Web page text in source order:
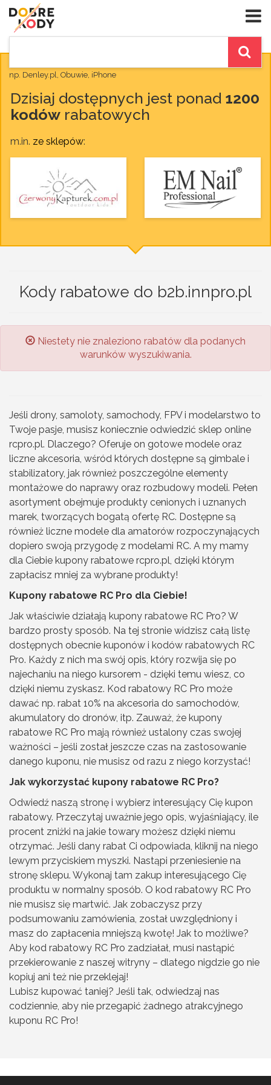
np. Denley.pl, Obuwie, iPhone
Dzisiaj dostępnych jest ponad 1200
kodów rabatowych
m.in. ze sklepów:
Kody rabatowe do b2b.innpro.pl
Niestety nie znaleziono rabatów dla podanych
warunków wyszukiwania.
Jeśli drony, samoloty, samochody, FPV i modelarstwo to
Twoje pasje, musisz koniecznie odwiedzić sklep online
rcpro.pl. Dlaczego? Oferuje on gotowe modele oraz
liczne akcesoria, wśród których dostępne są gimbale i
stabilizatory, jak również poszczególne elementy
montażowe do naprawy oraz rozbudowy modeli. Pełen
asortyment obejmuje produkty cenionych i uznanych
marek, tworzących bogatą ofertę RC. Dostępne są
również liczne modele dla amatorów rozpoczynających
dopiero swoją przygodę z modelami RC. A my mamy
dla Ciebie kupony rabatowe rcpro.pl, dzięki którym
zapłacisz mniej za wybrane produkty!
Kupony rabatowe RC Pro dla Ciebie!
Jak właściwie działają kupony rabatowe RC Pro? W
bardzo prosty sposób. Na tej stronie widzisz całą listę
dostępnych obecnie kuponów i kodów rabatowych RC
Pro. Każdy z nich ma swój opis, który rozwija się po
najechaniu na niego kursorem - dzięki temu wiesz, co
dzięki niemu zyskasz. Kod rabatowy RC Pro może
dawać np. rabat 10% na akcesoria do samochodów,
akumulatory do dronów, itp. Zauważ, że kupony
rabatowe RC Pro mają również ustalony czas swojej
ważności – jeśli został jeszcze czas na zastosowanie
danego kuponu, nie musisz od razu z niego korzystać!
Jak wykorzystać kupony rabatowe RC Pro?
Odwiedź naszą stronę i wybierz interesujący Cię kupon
rabatowy. Przeczytaj uważnie jego opis, wyjaśniający, ile
procent zniżki na jakie towary możesz dzięki niemu
otrzymać. Jeśli dany rabat Ci odpowiada, kliknij na niego
lewym przyciskiem myszki. Nastąpi przeniesienie na
stronę sklepu. Wykonaj tam zakup interesującego Cię
produktu w normalny sposób. O kod rabatowy RC Pro
nie musisz się martwić. Jak zobaczysz przy
podsumowaniu zamówienia, został uwzględniony i
masz do zapłacenia mniejszą kwotę! Jak to możliwe?
Aby kod rabatowy RC Pro zadziałał, musi nastąpić
przekierowanie z naszej witryny – dlatego nigdzie go nie
kopiuj ani też nie przeklejaj!
Lubisz kupować taniej? Jeśli tak, odwiedzaj nas
codziennie, aby nie przegapić żadnego atrakcyjnego
kuponu RC Pro!